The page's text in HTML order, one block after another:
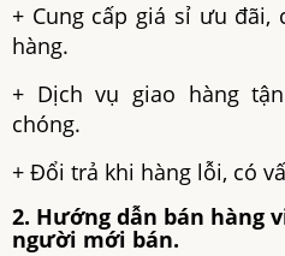
+ Cung cấp giá sỉ ưu đãi,
hàng.
+ Dịch vụ giao hàng
chóng.
+ Đổi trả khi hàng lỗi, có
2. Hướng dẫn bán hàng
người mới bán.